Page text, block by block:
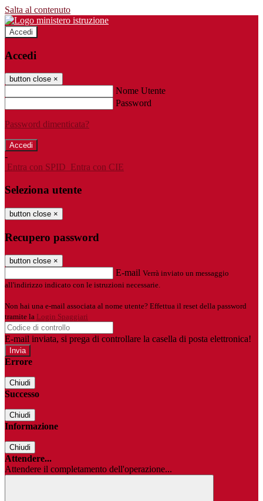
Salta al contenuto
Accedi
Accedi
button close ×
Nome Utente
Password
Password dimenticata?
-
Entra con SPID Entra con CIE
Seleziona utente
button close ×
Recupero password
button close ×
E-mail Verrà inviato un messaggio
all'indirizzo indicato con le istruzioni necessarie.
Non hai una e-mail associata al nome utente? Effettua il reset della password
tramite la Login Spaggiari
E-mail inviata, si prega di controllare la casella di posta elettronica!
Errore
Chiudi
Successo
Chiudi
Informazione
Chiudi
Attendere...
Attendere il completamento dell'operazione...